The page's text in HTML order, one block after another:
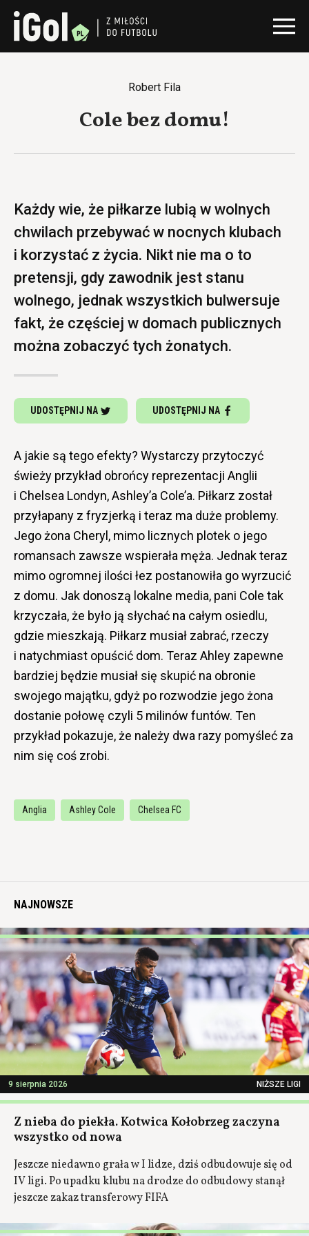
Robert Fila
Cole bez domu!
Każdy wie, że piłkarze lubią w wolnych
chwilach przebywać w nocnych klubach
i korzystać z życia. Nikt nie ma o to
pretensji, gdy zawodnik jest stanu
wolnego, jednak wszystkich bulwersuje
fakt, że częściej w domach publicznych
można zobaczyć tych żonatych.
UDOSTĘPNIJ NA UDOSTĘPNIJ NA
A jakie są tego efekty? Wystarczy przytoczyć
świeży przykład obrońcy reprezentacji Anglii
i Chelsea Londyn, Ashley’a Cole’a. Piłkarz został
przyłapany z fryzjerką i teraz ma duże problemy.
Jego żona Cheryl, mimo licznych plotek o jego
romansach zawsze wspierała męża. Jednak teraz
mimo ogromnej ilości łez postanowiła go wyrzucić
z domu. Jak donoszą lokalne media, pani Cole tak
krzyczała, że było ją słychać na całym osiedlu,
gdzie mieszkają. Piłkarz musiał zabrać, rzeczy
i natychmiast opuścić dom. Teraz Ahley zapewne
bardziej będzie musiał się skupić na obronie
swojego majątku, gdyż po rozwodzie jego żona
dostanie połowę czyli 5 milinów funtów. Ten
przykład pokazuje, że należy dwa razy pomyśleć za
nim się coś zrobi.
Anglia Ashley Cole Chelsea FC
NAJNOWSZE
9 sierpnia 2026 NIŻSZE LIGI
Z nieba do piekła. Kotwica Kołobrzeg zaczyna
wszystko od nowa
Jeszcze niedawno grała w I lidze, dziś odbudowuje się od
IV ligi. Po upadku klubu na drodze do odbudowy stanął
jeszcze zakaz transferowy FIFA